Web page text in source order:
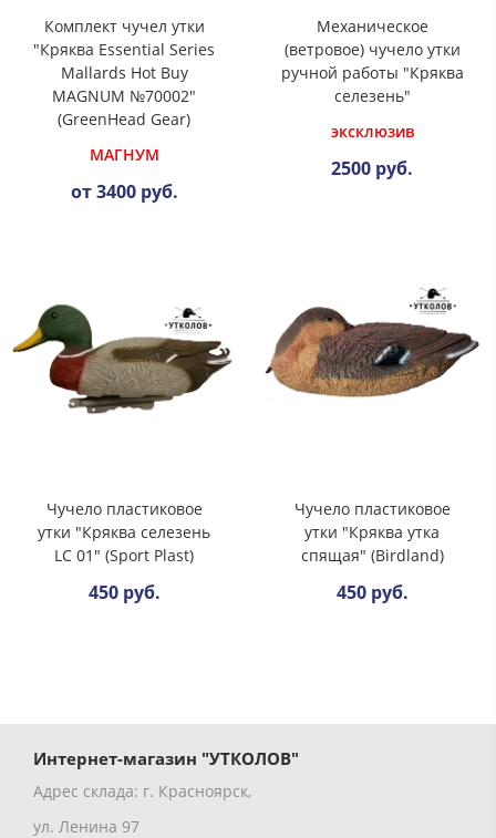
Комплект чучел утки
"Кряква Essential Series
Mallards Hot Buy
MAGNUM №70002"
(GreenHead Gear)
МАГНУМ
от 3400 руб.
Механическое
(ветровое) чучело утки
ручной работы "Кряква
селезень"
эксклюзив
2500 руб.
Чучело пластиковое
утки "Кряква селезень
LC 01" (Sport Plast)
450 руб.
Чучело пластиковое
утки "Кряква утка
спящая" (Birdland)
450 руб.
Интернет-магазин "УТКОЛОВ"
Адрес склада: г. Красноярск,
ул. Ленина 97